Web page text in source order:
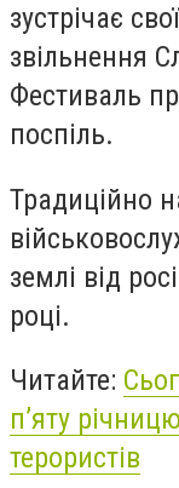
зустрічає
звільнення
Фестиваль
поспіль.
Традиційно
землі від
році.
Читайте:
п’яту
терористів